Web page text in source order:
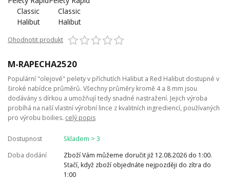
Ohodnotit produkt
M-RAPECHA2520
Populární "olejové" pelety v příchutích Halibut a Red Halibut dostupné v
široké nabídce průměrů. Všechny průměry kromě 4 a 8 mm jsou
dodávány s dírkou a umožňují tedy snadné nastražení. Jejich výroba
probíhá na naší vlastní výrobní lince z kvalitních ingrediencí, používaných
pro výrobu boilies. celý popis
Dostupnost
Skladem > 3
Doba dodání
Zboží Vám můžeme doručit již 12.08.2026 do 1:00.
Stačí, když zboží objednáte nejpozději do zítra do
1:00